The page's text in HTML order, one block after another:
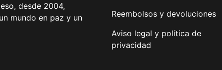
desde 2004,
mundo en paz y un
Reembolsos y devoluciones
Aviso legal y política de
privacidad